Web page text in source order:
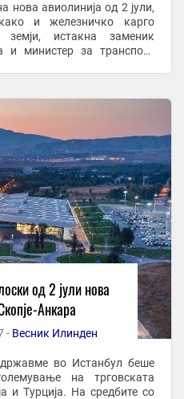
нова авиолинија од 2 јули,
и железничко карго
истакна заменик
и министер за транспорт
од 2 јули нова
Анкара
- Весник Илинден
во Истанбул беше
на трговската
и Турција. На средбите со